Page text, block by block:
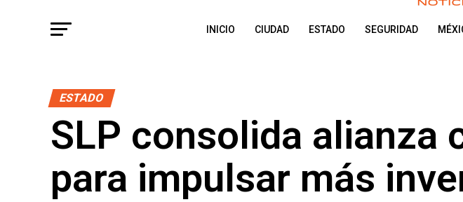
INICIO CIUDAD ESTADO SEGURIDAD
ESTADO
SLP consolida alianza
para impulsar más